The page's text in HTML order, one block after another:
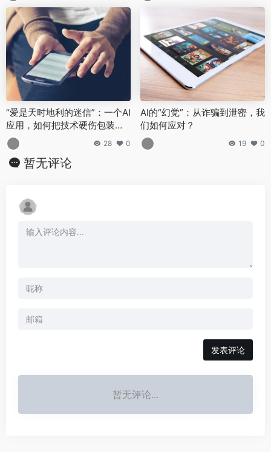
“爱是天时地利的迷信”：一个AI
应用，如何把技术硬伤包装成
“宇宙链接”？
28 0
AI的“幻觉”：从诈骗到泄密，我
们如何应对？
19 0
暂无评论
发表评论
暂无评论...